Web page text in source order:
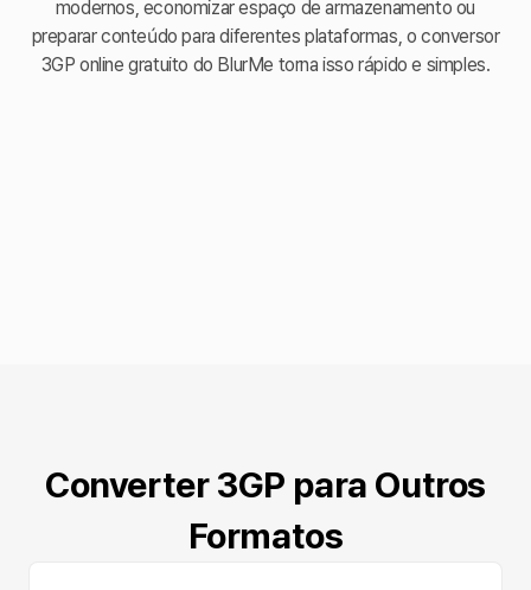
modernos, economizar espaço de armazenamento ou
preparar conteúdo para diferentes plataformas, o conversor
3GP online gratuito do BlurMe torna isso rápido e simples.
Converter 3GP para Outros
Formatos